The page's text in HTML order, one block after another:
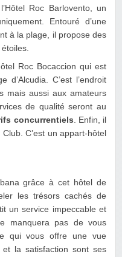
Roc Barlovento, un
Entouré d’une
à la plage, il propose des
Roc Bocaccion qui est
C’est l’endroit
mais aussi aux amateurs
de qualité seront au
concurrentiels . Enfin, il
C’est un appart-hôtel
grâce à cet hôtel de
les trésors cachés de
un service impeccable et
manquera pas de vous
qui vous offre une vue
la satisfaction sont ses